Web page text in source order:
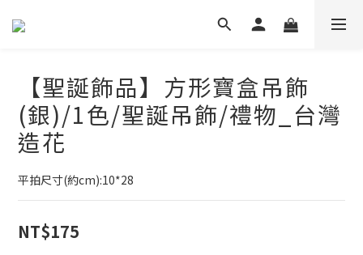
【聖誕飾品】方形寶盒吊飾
(銀)/1色/聖誕吊飾/禮物_台灣
造花
平拍尺寸(約cm):10*28
NT$175